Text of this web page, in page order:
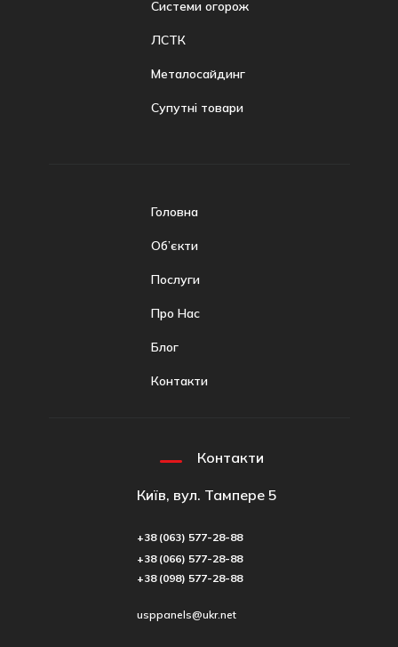
Системи огорож
ЛСТК
Металосайдинг
Супутні товари
Головна
Об’єкти
Послуги
Про Нас
Блог
Контакти
Контакти
Київ, вул. Тампере 5
+38 (063) 577-28-88
+38 (066) 577-28-88
+38 (098) 577-28-88
usppanels@ukr.net